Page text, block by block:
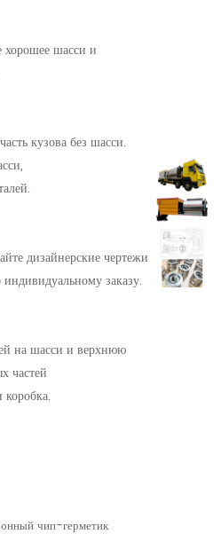
шасси и
кузова без шасси.
дизайнерские чертежи
заказу.
на шасси и верхнюю
частей
коробка.
чип-герметик